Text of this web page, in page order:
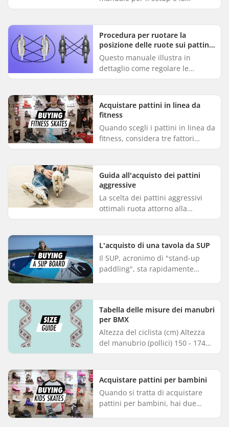
manutenzione di una BMX. Il
componenti è fondamentale,
poiché un monta...
Procedura per ruotare la
posizione delle ruote sui pattini
in linea
Questo manuale illustra in
dettaglio come regolare le
posizioni delle ruote sui pattini in
anteriori e posteriori sono s...
Acquistare pattini in linea da
fitness
Quando scegli i pattini in linea da
fitness, considera tre fattori
principali: opta per una misura
britannica in più rispetto a...
Guida all'acquisto dei pattini
aggressive
La scelta dei pattini aggressivi
ottimali ruota attorno alla
comprensione delle tue
caratteristiche che cerchi in loro.
I...
L'acquisto di una tavola da SUP
Il SUP, acronimo di "stand-up
paddling", sta rapidamente
pensando di acquistare una
tavola, ecco...
Tabella delle misure dei manubri
per BMX
Altezza del ciclista (cm) Altezza
del manubrio (pollici) 150 - 174
cm 8,75" 175 - 189 cm 8,75 - 9,5"
Acquistare pattini per bambini
Quando si tratta di acquistare
pattini per bambini, hai due